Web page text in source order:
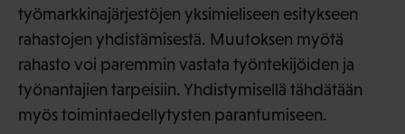
työmarkkinajärjestöjen yksimieliseen esitykseen
rahastojen yhdistämisestä. Muutoksen myötä
rahasto voi paremmin vastata työntekijöiden ja
työnantajien tarpeisiin. Yhdistymisellä tähdätään
myös toimintaedellytysten parantumiseen.